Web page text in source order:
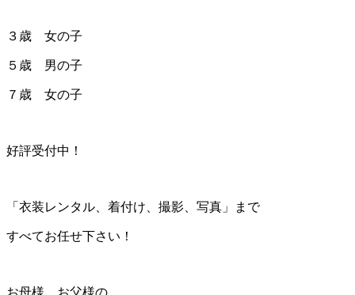
３歳 女の子
５歳 男の子
７歳 女の子
好評受付中！
「衣装レンタル、着付け、撮影、写真」まで
すべてお任せ下さい！
お母様、お父様の